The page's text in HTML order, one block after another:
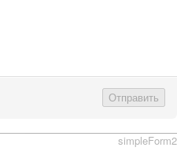
Отправить
simpleForm2